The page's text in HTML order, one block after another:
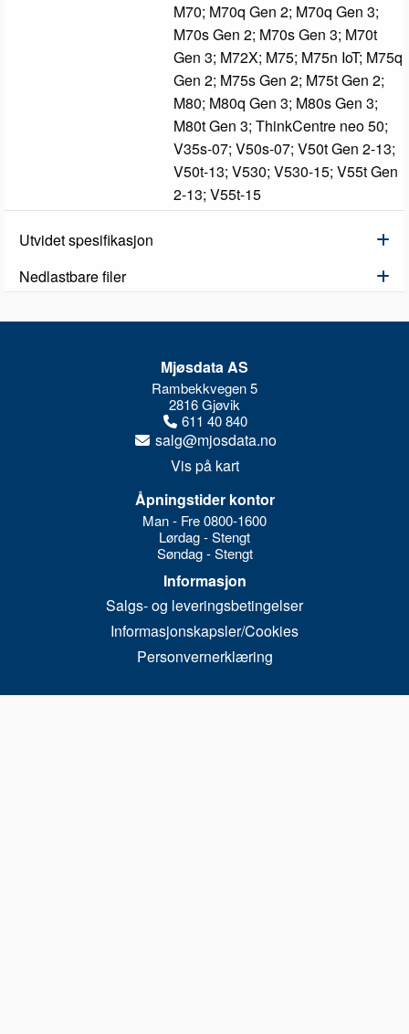
M70; M70q Gen 2; M70q Gen 3;
M70s Gen 2; M70s Gen 3; M70t
Gen 3; M72X; M75; M75n IoT; M75q
Gen 2; M75s Gen 2; M75t Gen 2;
M80; M80q Gen 3; M80s Gen 3;
M80t Gen 3; ThinkCentre neo 50;
V35s-07; V50s-07; V50t Gen 2-13;
V50t-13; V530; V530-15; V55t Gen
2-13; V55t-15
Utvidet spesifikasjon
Nedlastbare filer
Mjøsdata AS
Rambekkvegen 5
2816 Gjøvik
611 40 840
salg@mjosdata.no
Vis på kart
Åpningstider kontor
Man - Fre 0800-1600
Lørdag - Stengt
Søndag - Stengt
Informasjon
Salgs- og leveringsbetingelser
Informasjonskapsler/Cookies
Personvernerklæring